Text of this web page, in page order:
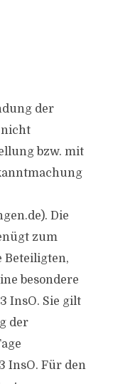
der
nicht
bzw. mit
Die
zum
Beteiligten,
besondere
InsO. Sie gilt
der
InsO. Für den